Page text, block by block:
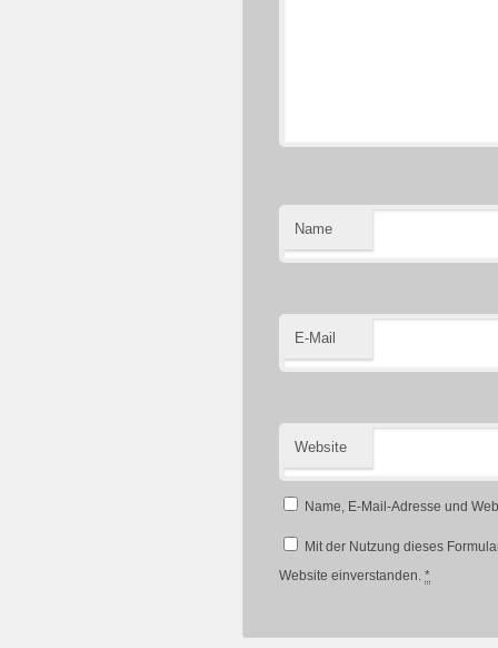
Name
E-Mail
Website
Name, E-Mail-Adresse und
Mit der Nutzung dieses
Website einverstanden. *